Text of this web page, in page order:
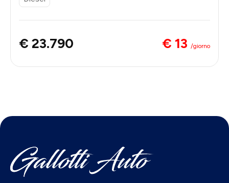
€ 23.790 € 13 /giorno